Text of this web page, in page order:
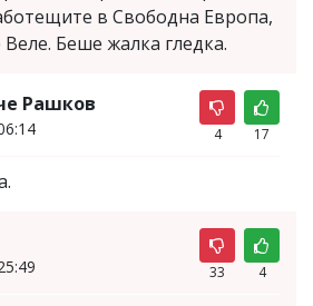
в Свободна Европа,
Беше жалка гледка.
Рашков
4 17
33 4